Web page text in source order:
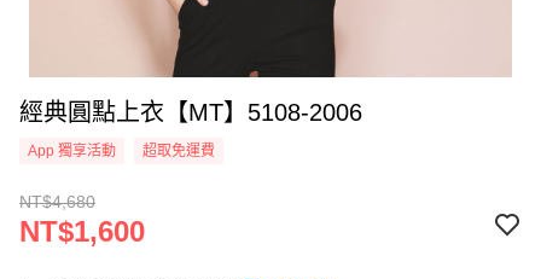
經典圓點上衣【MT】5108-2006
App 獨享活動 超取免運費
NT$4,680
NT$1,600